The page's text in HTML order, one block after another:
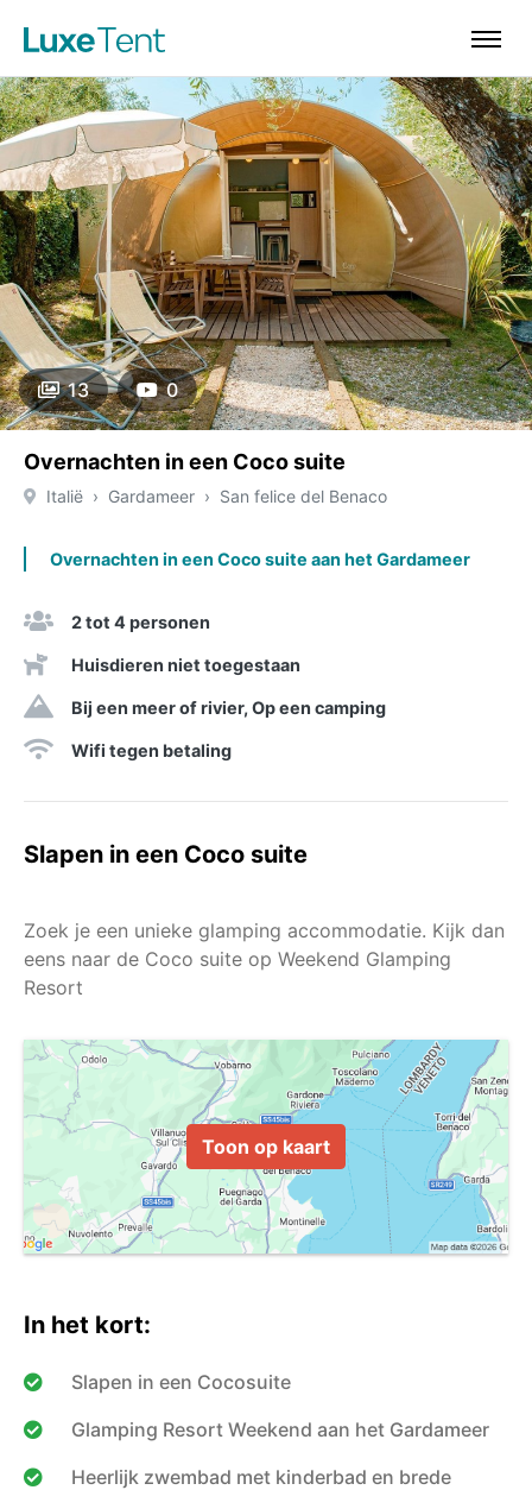
13 0
Overnachten in een Coco suite
Italië Gardameer San felice del Benaco
Overnachten in een Coco suite aan het Gardameer
2 tot 4 personen
Huisdieren niet toegestaan
Bij een meer of rivier, Op een camping
Wifi tegen betaling
Slapen in een Coco suite
Zoek je een unieke glamping accommodatie. Kijk dan
eens naar de Coco suite op Weekend Glamping
Toon op kaart
In het kort:
Slapen in een Cocosuite
Glamping Resort Weekend aan het Gardameer
Heerlijk zwembad met kinderbad en brede